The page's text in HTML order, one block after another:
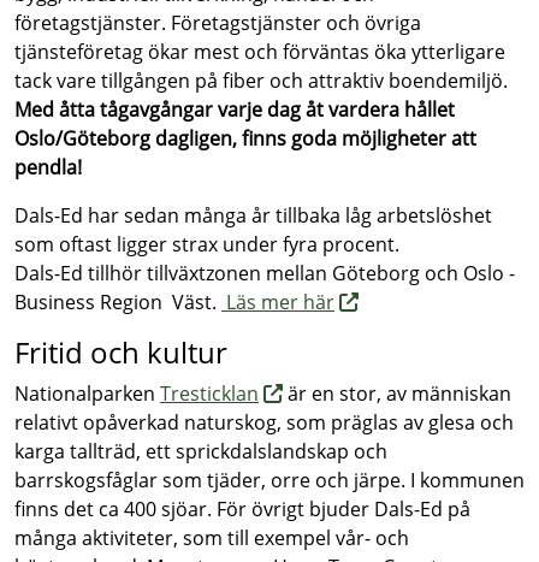
företagstjänster. Företagstjänster och övriga
tjänsteföretag ökar mest och förväntas öka ytterligare
tack vare tillgången på fiber och attraktiv boendemiljö.
Med åtta tågavgångar varje dag åt vardera hållet
Oslo/Göteborg dagligen, finns goda möjligheter att
pendla!
Dals-Ed har sedan många år tillbaka låg arbetslöshet
som oftast ligger strax under fyra procent.
Dals-Ed tillhör tillväxtzonen mellan Göteborg och Oslo -
Business Region Väst. Läs mer här
Fritid och kultur
Nationalparken Tresticklan
är en stor, av människan
relativt opåverkad naturskog, som präglas av glesa och
karga tallträd, ett sprickdalslandskap och
barrskogsfåglar som tjäder, orre och järpe. I kommunen
finns det ca 400 sjöar. För övrigt bjuder Dals-Ed på
många aktiviteter, som till exempel vår- och